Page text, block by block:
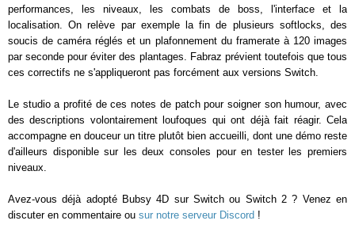
performances, les niveaux, les combats de boss, l'interface et la
localisation. On relève par exemple la fin de plusieurs softlocks, des
soucis de caméra réglés et un plafonnement du framerate à 120 images
par seconde pour éviter des plantages. Fabraz prévient toutefois que tous
ces correctifs ne s'appliqueront pas forcément aux versions Switch.
Le studio a profité de ces notes de patch pour soigner son humour, avec
des descriptions volontairement loufoques qui ont déjà fait réagir. Cela
accompagne en douceur un titre plutôt bien accueilli, dont une démo reste
d'ailleurs disponible sur les deux consoles pour en tester les premiers
niveaux.
Avez-vous déjà adopté Bubsy 4D sur Switch ou Switch 2 ? Venez en
discuter en commentaire ou sur notre serveur Discord !